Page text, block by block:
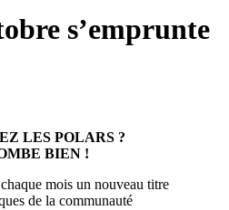
s’emprunte
LES POLARS ?
BIEN !
mois un nouveau titre
de la communauté